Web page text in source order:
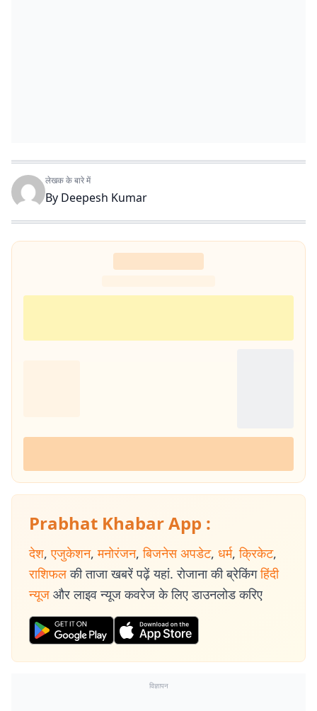
लेखक के बारे में
By Deepesh Kumar
Prabhat Khabar App :
देश, एजुकेशन, मनोरंजन, बिजनेस अपडेट, धर्म, क्रिकेट,
राशिफल की ताजा खबरें पढ़ें यहां. रोजाना की ब्रेकिंग हिंदी
न्यूज और लाइव न्यूज कवरेज के लिए डाउनलोड करिए
विज्ञापन